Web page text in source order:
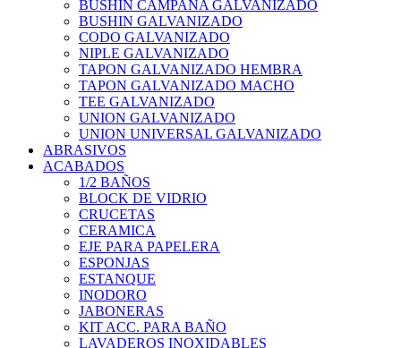
BUSHIN CAMPANA GALVANIZADO
BUSHIN GALVANIZADO
CODO GALVANIZADO
NIPLE GALVANIZADO
TAPON GALVANIZADO HEMBRA
TAPON GALVANIZADO MACHO
TEE GALVANIZADO
UNION GALVANIZADO
UNION UNIVERSAL GALVANIZADO
ABRASIVOS
ACABADOS
1/2 BAÑOS
BLOCK DE VIDRIO
CRUCETAS
CERAMICA
EJE PARA PAPELERA
ESPONJAS
ESTANQUE
INODORO
JABONERAS
KIT ACC. PARA BAÑO
LAVADEROS INOXIDABLES